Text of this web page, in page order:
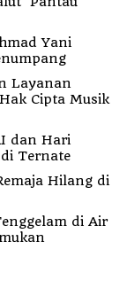
Yani
Layanan
Cipta Musik
dan Hari
Ternate
Hilang di
di Air